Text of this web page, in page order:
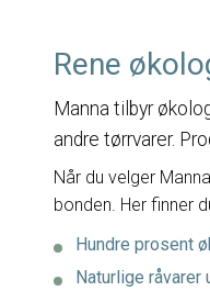
Rene
Manna tilbyr
andre tørrvarer.
Når du velger
bonden. Her finner
Hundre prosent
Naturlige